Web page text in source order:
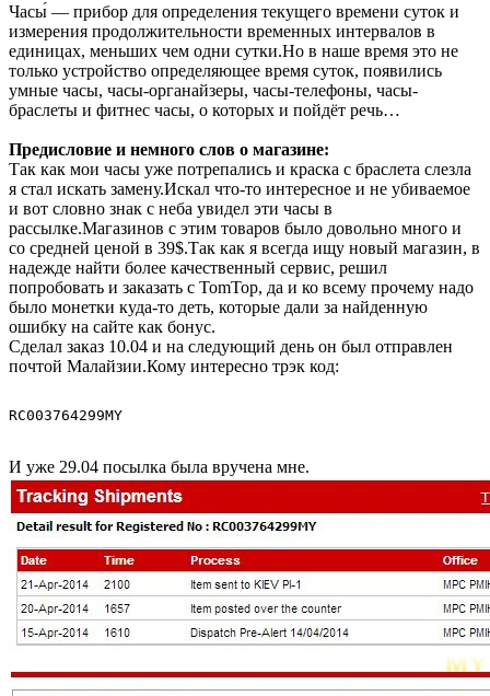
Часы́ — прибор для определения текущего времени суток и
измерения продолжительности временных интервалов в
единицах, меньших чем одни сутки.Но в наше время это не
только устройство определяющее время суток, появились
умные часы, часы-органайзеры, часы-телефоны, часы-
браслеты и фитнес часы, о которых и пойдёт речь…
Предисловие и немного слов о магазине:
Так как мои часы уже потрепались и краска с браслета слезла
я стал искать замену.Искал что-то интересное и не убиваемое
и вот словно знак с неба увидел эти часы в
рассылке.Магазинов с этим товаров было довольно много и
со средней ценой в 39$.Так как я всегда ищу новый магазин, в
надежде найти более качественный сервис, решил
попробовать и заказать с TomTop, да и ко всему прочему надо
было монетки куда-то деть, которые дали за найденную
ошибку на сайте как бонус.
Сделал заказ 10.04 и на следующий день он был отправлен
почтой Малайзии.Кому интересно трэк код:
И уже 29.04 посылка была вручена мне.